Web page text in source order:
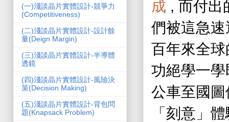
成 , 而付出
們被這急
百年來全
功絕學一學
公車至國圖
「刻意」
(一)淺談晶片實體設計-競爭力
(Competitiveness)
(二)淺談晶片實體設計-設計餘
量(Deign Margin)
(三)淺談晶片實體設計-半導體
透鏡
(四)淺談晶片實體設計-風險決
策(Decision Making)
(五)淺談晶片實體設計-背包問
題(Knapsack Problem)